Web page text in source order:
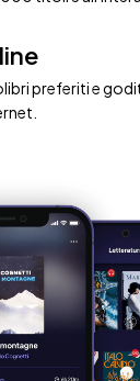
preferiti e